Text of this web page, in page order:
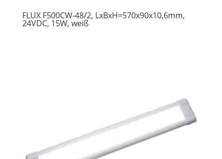
FLUX F500CW-48/2, LxBxH=570x90x10,6mm,
24VDC, 15W, weiß